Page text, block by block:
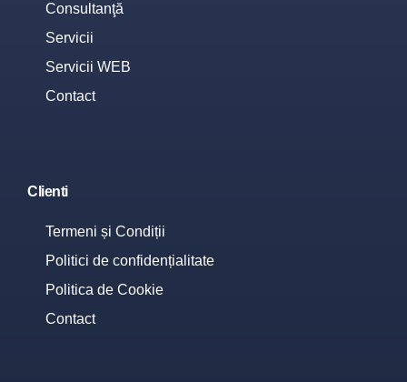
Consultanţă
Servicii
Servicii WEB
Contact
Clienti
Termeni și Condiții
Politici de confidențialitate
Politica de Cookie
Contact